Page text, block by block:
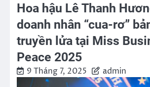
Hoa hậu Lê Thanh
doanh nhân “cua-rơ”
truyền lửa tại Miss
Peace 2025
9 Tháng 7, 2025 admin